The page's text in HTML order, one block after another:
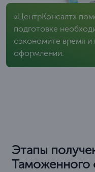
«ЦентрКонсалт»
подготовке
сэкономите время
оформлении.
Этапы
Таможенного